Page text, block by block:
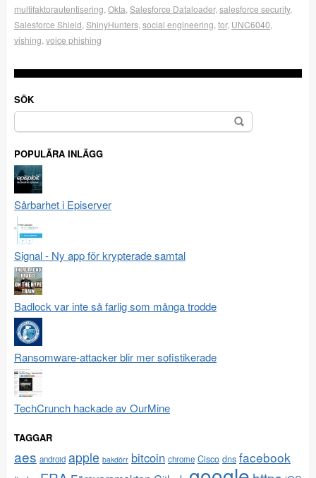
multifaktorautentisering Okta Salesforce Dataloader, salesforce security,
Salesforce Shield ShinyHunters social engineering tor, UNC6040
vishing voice phishing
SÖK
Sök
efter:
POPULÄRA INLÄGG
Sårbarhet i Episerver
Signal - Ny app för krypterade samtal
Badlock var inte så farlig som många trodde
Ransomware-attacker blir mer sofistikerade
TechCrunch hackade av OurMine
TAGGAR
aes android apple bakdörr bitcoin chrome Cisco dns facebook